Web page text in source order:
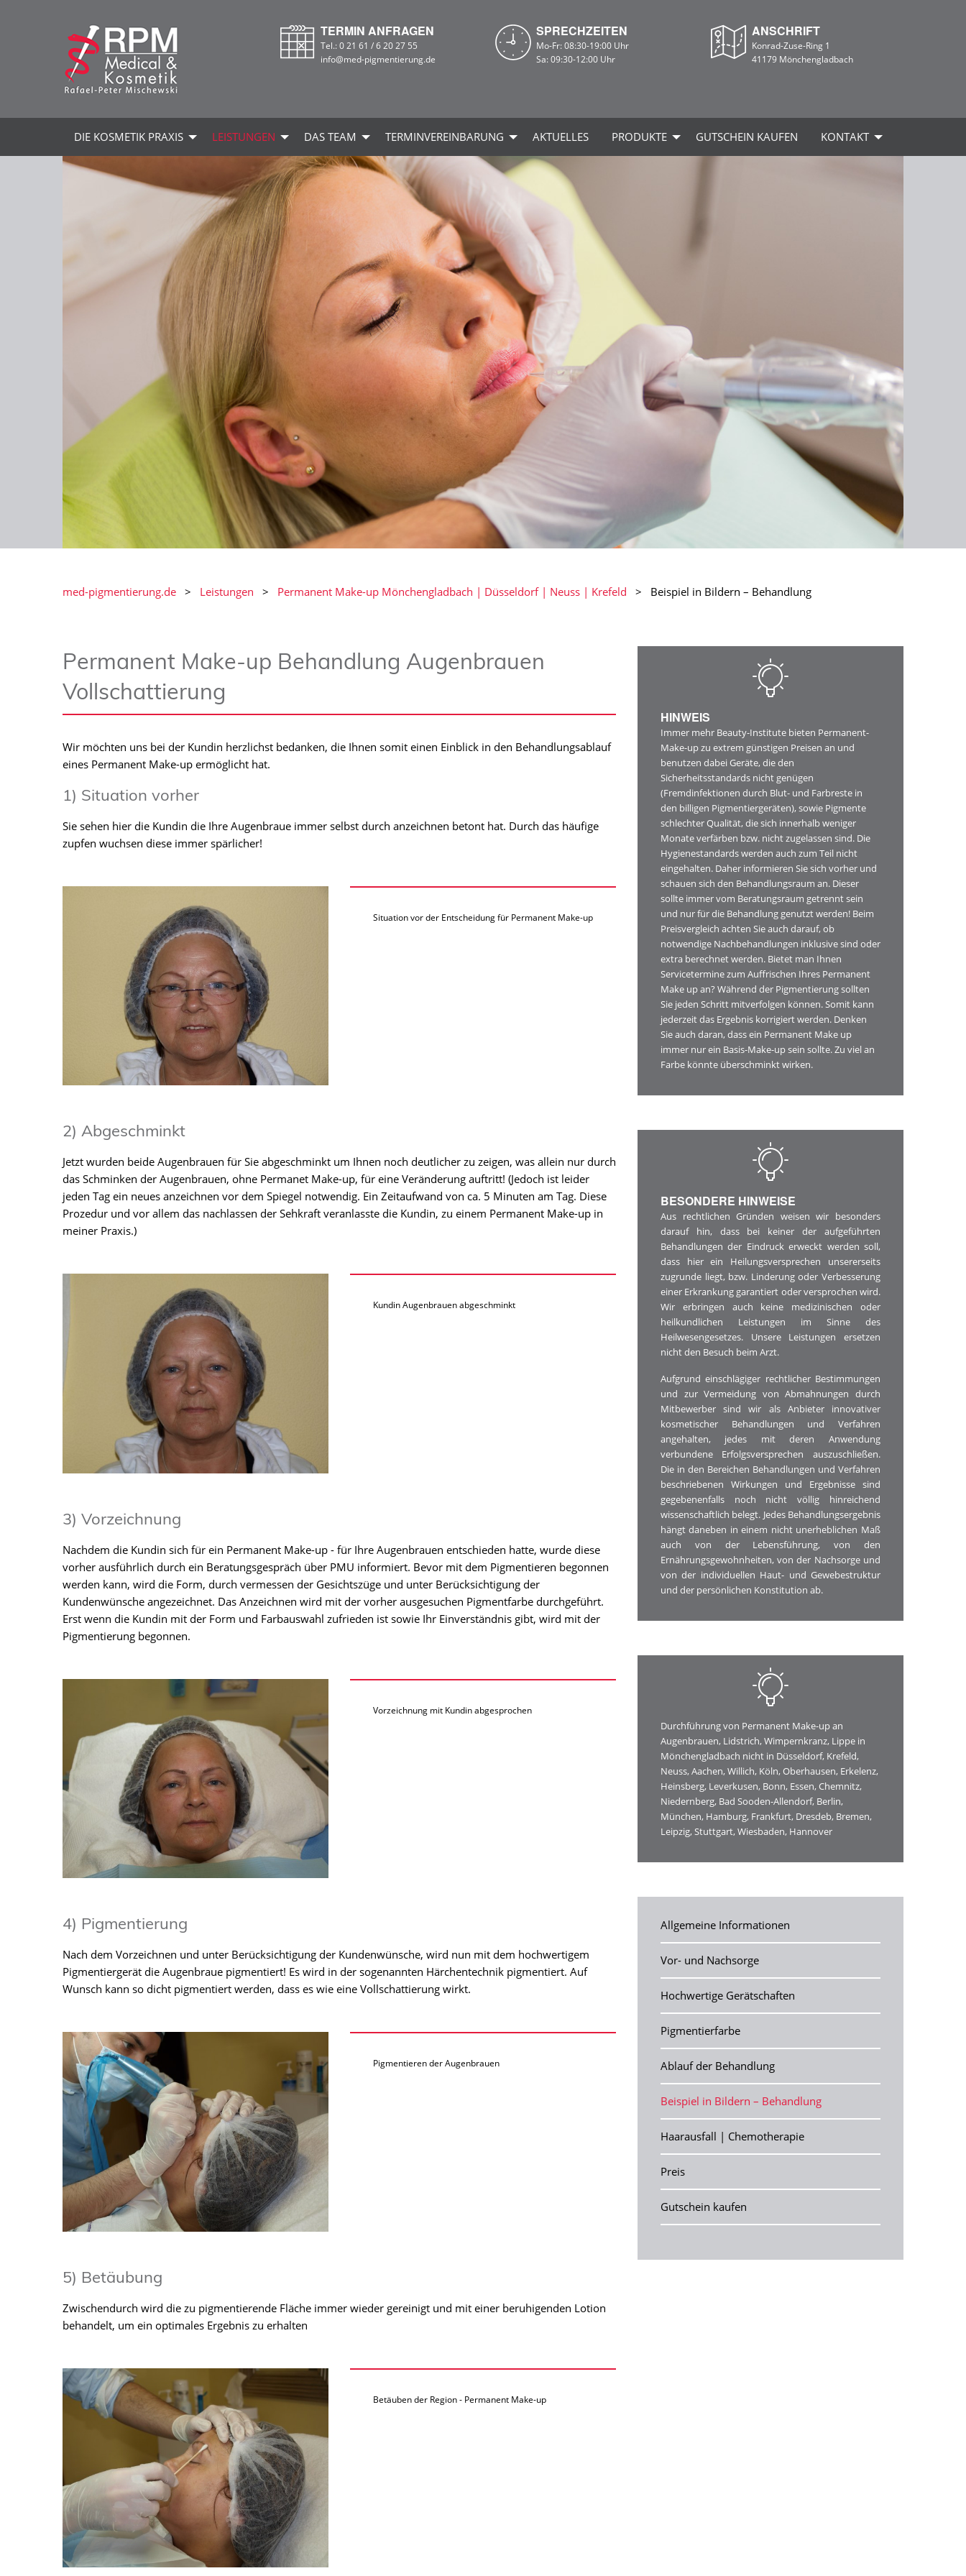
TERMIN ANFRAGEN
Tel.:0 21 61 / 6 20 27 55
info@med-pigmentierung.de
SPRECHZEITEN
Mo-Fr: 08:30-19:00 Uhr
Sa: 09:30-12:00 Uhr
ANSCHRIFT
Konrad-Zuse-Ring 1
41179 Mönchengladbach
DIE KOSMETIK PRAXIS LEISTUNGEN DAS TEAM TERMINVEREINBARUNG AKTUELLES PRODUKTE GUTSCHEIN KAUFEN KONTAKT
med-pigmentierung.de Leistungen Permanent Make-up Mönchengladbach | Düsseldorf | Neuss | Krefeld Beispiel in Bildern – Behandlung
Permanent Make-up Behandlung Augenbrauen
Vollschattierung
Wir möchten uns bei der Kundin herzlichst bedanken, die Ihnen somit einen Einblick in den Behandlungsablauf
eines Permanent Make-up ermöglicht hat.
1) Situation vorher
Sie sehen hier die Kundin die Ihre Augenbraue immer selbst durch anzeichnen betont hat. Durch das häufige
zupfen wuchsen diese immer spärlicher!
Situation vor der Entscheidung für Permanent Make-up
2) Abgeschminkt
Jetzt wurden beide Augenbrauen für Sie abgeschminkt um Ihnen noch deutlicher zu zeigen, was allein nur durch
das Schminken der Augenbrauen, ohne Permanet Make-up, für eine Veränderung auftritt! (Jedoch ist leider
jeden Tag ein neues anzeichnen vor dem Spiegel notwendig. Ein Zeitaufwand von ca. 5 Minuten am Tag. Diese
Prozedur und vor allem das nachlassen der Sehkraft veranlasste die Kundin, zu einem Permanent Make-up in
meiner Praxis.)
Kundin Augenbrauen abgeschminkt
3) Vorzeichnung
Nachdem die Kundin sich für ein Permanent Make-up - für Ihre Augenbrauen entschieden hatte, wurde diese
vorher ausführlich durch ein Beratungsgespräch über PMU informiert. Bevor mit dem Pigmentieren begonnen
werden kann, wird die Form, durch vermessen der Gesichtszüge und unter Berücksichtigung der
Kundenwünsche angezeichnet. Das Anzeichnen wird mit der vorher ausgesuchen Pigmentfarbe durchgeführt.
Erst wenn die Kundin mit der Form und Farbauswahl zufrieden ist sowie Ihr Einverständnis gibt, wird mit der
Pigmentierung begonnen.
Vorzeichnung mit Kundin abgesprochen
4) Pigmentierung
Nach dem Vorzeichnen und unter Berücksichtigung der Kundenwünsche, wird nun mit dem hochwertigem
Pigmentiergerät die Augenbraue pigmentiert! Es wird in der sogenannten Härchentechnik pigmentiert. Auf
Wunsch kann so dicht pigmentiert werden, dass es wie eine Vollschattierung wirkt.
Pigmentieren der Augenbrauen
5) Betäubung
Zwischendurch wird die zu pigmentierende Fläche immer wieder gereinigt und mit einer beruhigenden Lotion
behandelt, um ein optimales Ergebnis zu erhalten
Betäuben der Region - Permanent Make-up
HINWEIS
Immer mehr Beauty-Institute bieten Permanent-
Make-up zu extrem günstigen Preisen an und
benutzen dabei Geräte, die den
Sicherheitsstandards nicht genügen
(Fremdinfektionen durch Blut- und Farbreste in
den billigen Pigmentiergeräten), sowie Pigmente
schlechter Qualität, die sich innerhalb weniger
Monate verfärben bzw. nicht zugelassen sind. Die
Hygienestandards werden auch zum Teil nicht
eingehalten. Daher informieren Sie sich vorher und
schauen sich den Behandlungsraum an. Dieser
sollte immer vom Beratungsraum getrennt sein
und nur für die Behandlung genutzt werden! Beim
Preisvergleich achten Sie auch darauf, ob
notwendige Nachbehandlungen inklusive sind oder
extra berechnet werden. Bietet man Ihnen
Servicetermine zum Auffrischen Ihres Permanent
Make up an? Während der Pigmentierung sollten
Sie jeden Schritt mitverfolgen können. Somit kann
jederzeit das Ergebnis korrigiert werden. Denken
Sie auch daran, dass ein Permanent Make up
immer nur ein Basis-Make-up sein sollte. Zu viel an
Farbe könnte überschminkt wirken.
BESONDERE HINWEISE
Aus rechtlichen Gründen weisen wir besonders
darauf hin, dass bei keiner der aufgeführten
Behandlungen der Eindruck erweckt werden soll,
dass hier ein Heilungsversprechen unsererseits
zugrunde liegt, bzw. Linderung oder Verbesserung
einer Erkrankung garantiert oder versprochen wird.
Wir erbringen auch keine medizinischen oder
heilkundlichen Leistungen im Sinne des
Heilwesengesetzes. Unsere Leistungen ersetzen
nicht den Besuch beim Arzt.
Aufgrund einschlägiger rechtlicher Bestimmungen
und zur Vermeidung von Abmahnungen durch
Mitbewerber sind wir als Anbieter innovativer
kosmetischer Behandlungen und Verfahren
angehalten, jedes mit deren Anwendung
verbundene Erfolgsversprechen auszuschließen.
Die in den Bereichen Behandlungen und Verfahren
beschriebenen Wirkungen und Ergebnisse sind
gegebenenfalls noch nicht völlig hinreichend
wissenschaftlich belegt. Jedes Behandlungsergebnis
hängt daneben in einem nicht unerheblichen Maß
auch von der Lebensführung, von den
Ernährungsgewohnheiten, von der Nachsorge und
von der individuellen Haut- und Gewebestruktur
und der persönlichen Konstitution ab.
Durchführung von Permanent Make-up an
Augenbrauen, Lidstrich, Wimpernkranz, Lippe in
Mönchengladbach nicht in Düsseldorf, Krefeld,
Neuss, Aachen, Willich, Köln, Oberhausen, Erkelenz,
Heinsberg, Leverkusen, Bonn, Essen, Chemnitz,
Niedernberg, Bad Sooden-Allendorf, Berlin,
München, Hamburg, Frankfurt, Dresdeb, Bremen,
Leipzig, Stuttgart, Wiesbaden, Hannover
Allgemeine Informationen
Vor- und Nachsorge
Hochwertige Gerätschaften
Pigmentierfarbe
Ablauf der Behandlung
Beispiel in Bildern – Behandlung
Haarausfall | Chemotherapie
Preis
Gutschein kaufen